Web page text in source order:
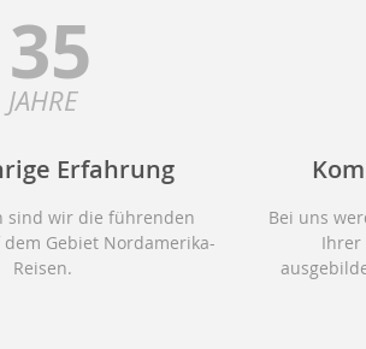
35
JAHRE
Erfahrung
sind wir die führenden
Gebiet Nordamerika-
Reisen.
Bei uns
Ihrer